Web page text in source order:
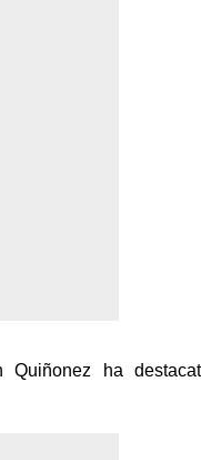
Quiñonez ha destacat